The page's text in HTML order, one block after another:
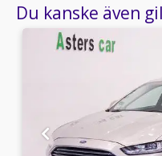
Du kanske även